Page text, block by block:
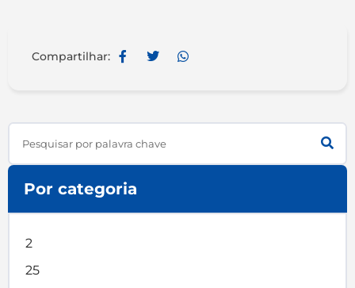
Compartilhar:
Search
Por categoria
2
25